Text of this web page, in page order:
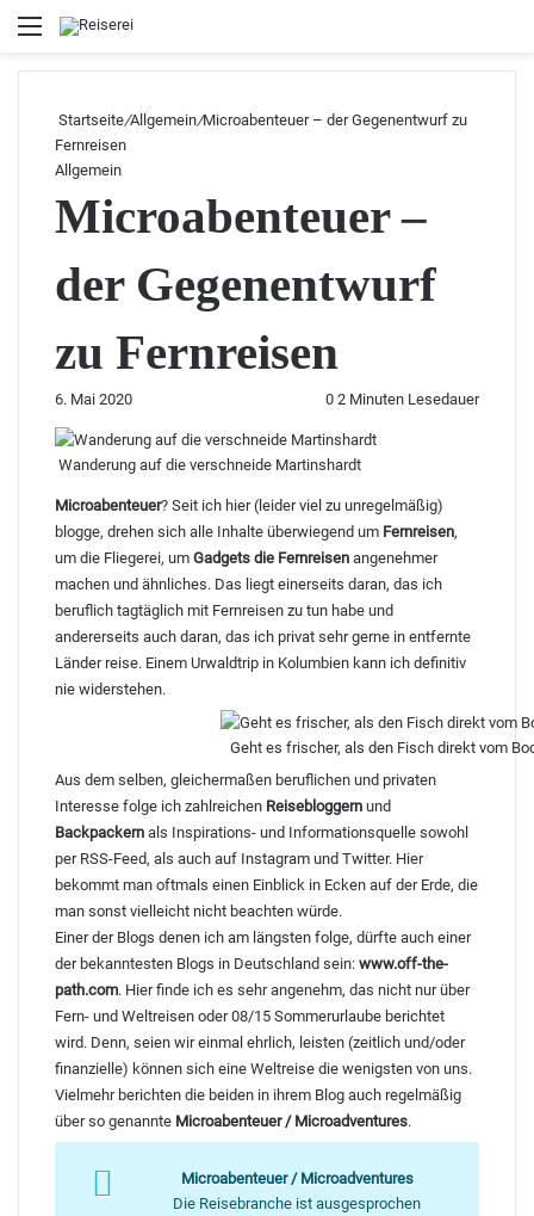
Menü
Startseite/Allgemein/Microabenteuer – der Gegenentwurf zu
Fernreisen
Allgemein
Microabenteuer –
der Gegenentwurf
zu Fernreisen
6. Mai 2020 0 2 Minuten Lesedauer
Wanderung auf die verschneide Martinshardt
Microabenteuer? Seit ich hier (leider viel zu unregelmäßig)
blogge, drehen sich alle Inhalte überwiegend um Fernreisen,
um die Fliegerei, um Gadgets die Fernreisen angenehmer
machen und ähnliches. Das liegt einerseits daran, das ich
beruflich tagtäglich mit Fernreisen zu tun habe und
andererseits auch daran, das ich privat sehr gerne in entfernte
Länder reise. Einem Urwaldtrip in Kolumbien kann ich definitiv
nie widerstehen.
Geht es frischer, als den Fisch direkt vom
Aus dem selben, gleichermaßen beruflichen und privaten
Interesse folge ich zahlreichen Reisebloggern und
Backpackern als Inspirations- und Informationsquelle sowohl
per RSS-Feed, als auch auf Instagram und Twitter. Hier
bekommt man oftmals einen Einblick in Ecken auf der Erde, die
man sonst vielleicht nicht beachten würde.
Einer der Blogs denen ich am längsten folge, dürfte auch einer
der bekanntesten Blogs in Deutschland sein: www.off-the-
path.com. Hier finde ich es sehr angenehm, das nicht nur über
Fern- und Weltreisen oder 08/15 Sommerurlaube berichtet
wird. Denn, seien wir einmal ehrlich, leisten (zeitlich und/oder
finanzielle) können sich eine Weltreise die wenigsten von uns.
Vielmehr berichten die beiden in ihrem Blog auch regelmäßig
über so genannte Microabenteuer / Microadventures.
Microabenteuer / Microadventures
Die Reisebranche ist ausgesprochen